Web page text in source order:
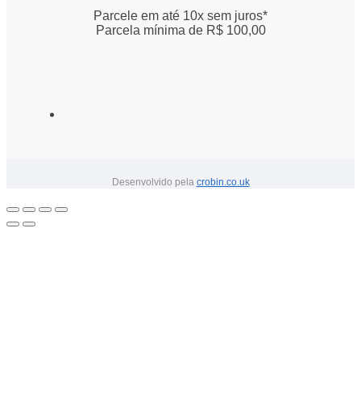
Parcele em até 10x sem juros*
Parcela mínima de R$ 100,00
Desenvolvido pela crobin.co.uk